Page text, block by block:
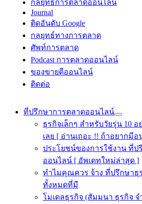
กลยุทธ์การตลาดออนไลน์
Journal
ติดอันดับ Google
กลยุทธ์ทางการตลาด
ศัพท์การตลาด
Podcast การตลาดออนไลน์
ของขายดีออนไลน์
ติดต่อ
ที่ปรึกษาการตลาดออนไลน์
ธุรกิจเล็กๆ สำหรับวัยรุ่น 10 อ
เลย [ อ่านเถอะ !! ถ้าอยากมี
ประโยชน์ของการใช้งาน ที่ป
ออนไลน์ [ อัพเดทใหม่ล่าสุด ]
ทำไมคุณควร จ้าง ที่ปรึกษาธุ
ทั้งหมดที่มี
โมเดลธุรกิจ (สัมมนา ธุรกิจ จ